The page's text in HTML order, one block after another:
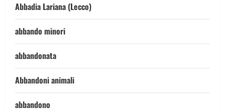
Abbadia Lariana (Lecco)
abbando minori
abbandonata
Abbandoni animali
abbandono